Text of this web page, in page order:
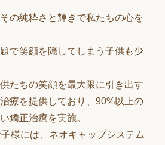
の純粋さと輝きで私たちの心を
で笑顔を隠してしまう子供も少
たちの笑顔を最大限に引き出す
療を提供しており、90%以上の
矯正治療を実施。
様には、ネオキャップシステム